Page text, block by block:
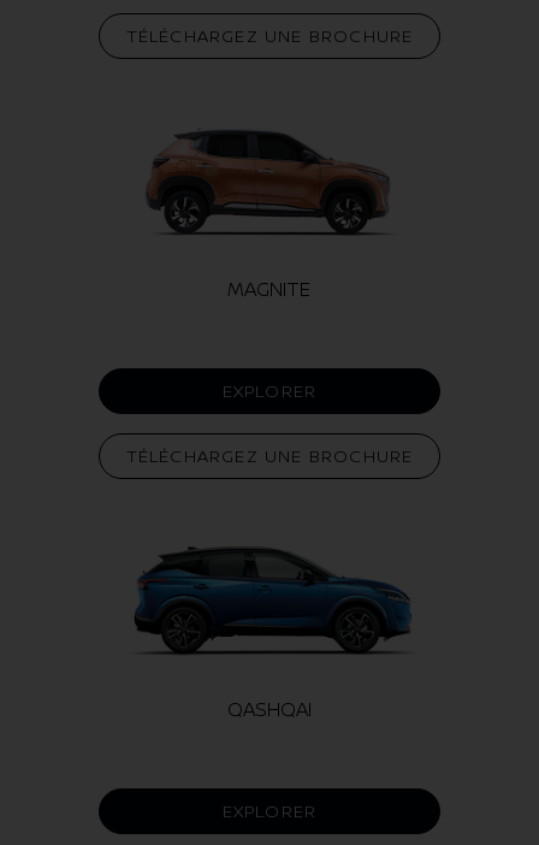
TÉLÉCHARGEZ UNE BROCHURE
MAGNITE
EXPLORER
TÉLÉCHARGEZ UNE BROCHURE
QASHQAI
EXPLORER